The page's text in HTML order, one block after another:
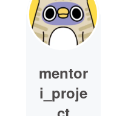
mentor
i_proje